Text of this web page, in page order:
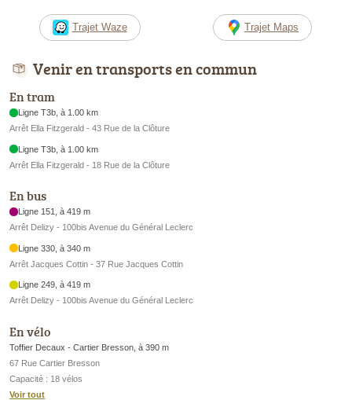
Trajet Waze Trajet Maps
Venir en transports en commun
En tram
Ligne T3b, à 1.00 km
Arrêt Ella Fitzgerald - 43 Rue de la Clôture
Ligne T3b, à 1.00 km
Arrêt Ella Fitzgerald - 18 Rue de la Clôture
En bus
Ligne 151, à 419 m
Arrêt Delizy - 100bis Avenue du Général Leclerc
Ligne 330, à 340 m
Arrêt Jacques Cottin - 37 Rue Jacques Cottin
Ligne 249, à 419 m
Arrêt Delizy - 100bis Avenue du Général Leclerc
En vélo
Toffier Decaux - Cartier Bresson, à 390 m
67 Rue Cartier Bresson
Capacité : 18 vélos
Voir tout